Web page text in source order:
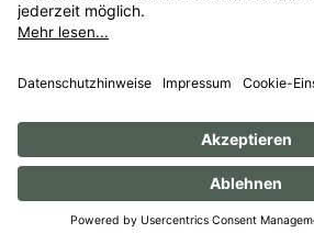
Alle Preise inkl. gesetzl.
anders
© 1956 - 2026 Gewürz- und Teehaus
HexaMain GmbH
ImpressumAGB
Barrierefreiheit